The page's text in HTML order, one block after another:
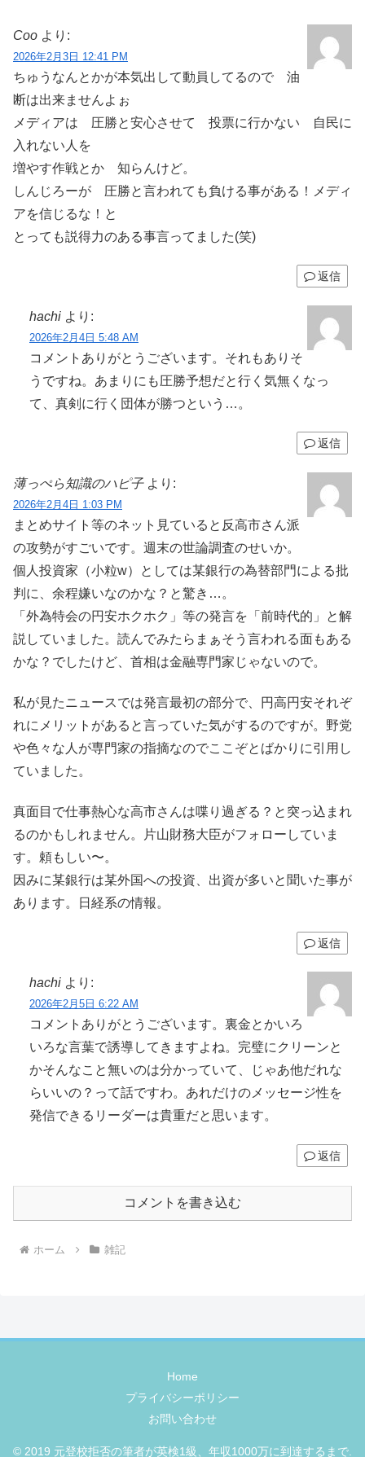
Coo より:
2026年2月3日 12:41 PM
ちゅうなんとかが本気出して動員してるので 油
断は出来ませんよぉ
メディアは 圧勝と安心させて 投票に行かない 自民に
入れない人を
増やす作戦とか 知らんけど。
しんじろーが 圧勝と言われても負ける事がある！メディ
アを信じるな！と
とっても説得力のある事言ってました(笑)
返信
hachi より:
2026年2月4日 5:48 AM
コメントありがとうございます。それもありそ
うですね。あまりにも圧勝予想だと行く気無くなっ
て、真剣に行く団体が勝つという…。
返信
薄っぺら知識のハピ子 より:
2026年2月4日 1:03 PM
まとめサイト等のネット見ていると反高市さん派
の攻勢がすごいです。週末の世論調査のせいか。
個人投資家（小粒w）としては某銀行の為替部門による批
判に、余程嫌いなのかな？と驚き…。
「外為特会の円安ホクホク」等の発言を「前時代的」と解
説していました。読んでみたらまぁそう言われる面もある
かな？でしたけど、首相は金融専門家じゃないので。
私が見たニュースでは発言最初の部分で、円高円安それぞ
れにメリットがあると言っていた気がするのですが。野党
や色々な人が専門家の指摘なのでここぞとばかりに引用し
ていました。
真面目で仕事熱心な高市さんは喋り過ぎる？と突っ込まれ
るのかもしれません。片山財務大臣がフォローしていま
す。頼もしい〜。
因みに某銀行は某外国への投資、出資が多いと聞いた事が
あります。日経系の情報。
返信
hachi より:
2026年2月5日 6:22 AM
コメントありがとうございます。裏金とかいろ
いろな言葉で誘導してきますよね。完璧にクリーンと
かそんなこと無いのは分かっていて、じゃあ他だれな
らいいの？って話ですわ。あれだけのメッセージ性を
発信できるリーダーは貴重だと思います。
返信
コメントを書き込む
ホーム 雑記
Home
プライバシーポリシー
お問い合わせ
© 2019 元登校拒否の筆者が英検1級、年収1000万に到達するまで.